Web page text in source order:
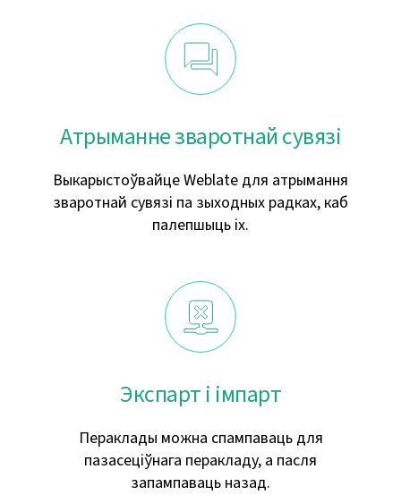
Атрыманне зваротнай сувязі
Выкарыстоўвайце Weblate для атрымання
зваротнай сувязі па зыходных радках, каб
палепшыць іх.
Экспарт і імпарт
Пераклады можна спампаваць для
пазасеціўнага перакладу, а пасля
запампаваць назад.